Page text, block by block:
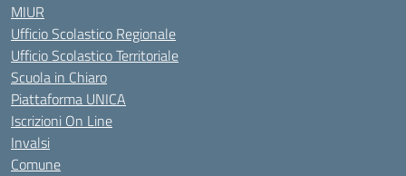
MIUR
Ufficio Scolastico Regionale
Ufficio Scolastico Territoriale
Scuola in Chiaro
Piattaforma UNICA
Iscrizioni On Line
Invalsi
Comune